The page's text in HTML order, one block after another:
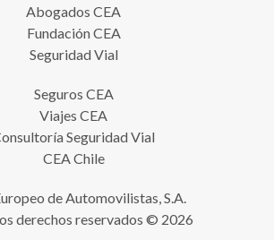
Abogados CEA
Fundación CEA
Seguridad Vial
Seguros CEA
Viajes CEA
Seguridad Vial
CEA Chile
de Automovilistas, S.A.
derechos reservados © 2026